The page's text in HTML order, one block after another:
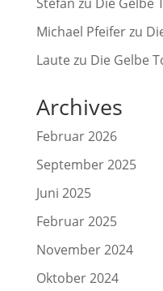
Michael Pfeiferzu
Laute zu Die Gelbe
Archives
Februar 2026
September 2025
Juni 2025
Februar 2025
November 2024
Oktober 2024